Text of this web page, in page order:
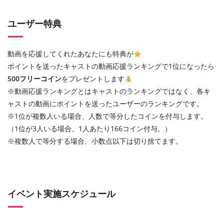
ユーザー特典
動画を応援してくれたあなたにも特典が
ポイントを送ったキャストの動画応援ランキングで1位になったら
500フリーコインをプレゼントします
※動画応援ランキングとはキャストのランキングではなく、各キ
ャストの動画にポイントを送ったユーザーのランキングです。
※1位が複数人いる場合、人数で等分したコインを付与します。
（1位が3人いる場合、1人あたり166コイン付与。）
※複数人で等分する場合、小数点以下は切り捨てます。
イベント実施スケジュール